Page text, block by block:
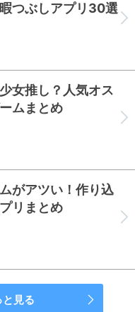
つぶしアプリ30選
女推し？人気オス
ムまとめ
がアツい！作り込
リまとめ
見る